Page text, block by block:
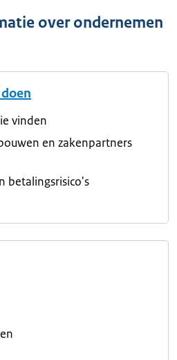
over ondernemen
vinden
en zakenpartners
betalingsrisico's